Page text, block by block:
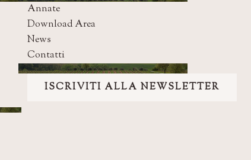
Annate
Download Area
News
Contatti
ISCRIVITI ALLA NEWSLETTER